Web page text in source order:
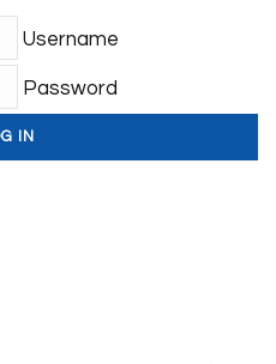
Username
Password